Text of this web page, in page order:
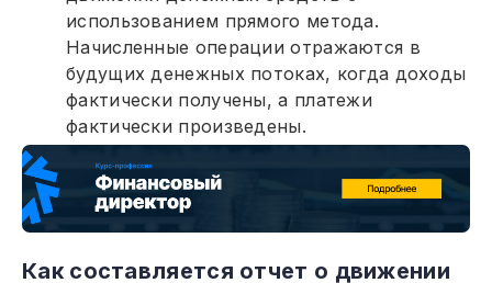
использованием прямого метода.
Начисленные операции отражаются в
будущих денежных потоках, когда доходы
фактически получены, а платежи
фактически произведены.
Как составляется отчет о движении